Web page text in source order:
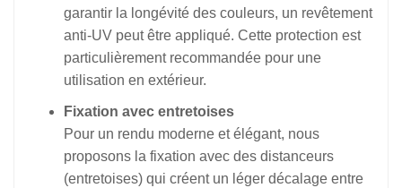
garantir la longévité des couleurs, un revêtement
anti-UV peut être appliqué. Cette protection est
particulièrement recommandée pour une
utilisation en extérieur.
Fixation avec entretoises
Pour un rendu moderne et élégant, nous
proposons la fixation avec des distanceurs
(entretoises) qui créent un léger décalage entre